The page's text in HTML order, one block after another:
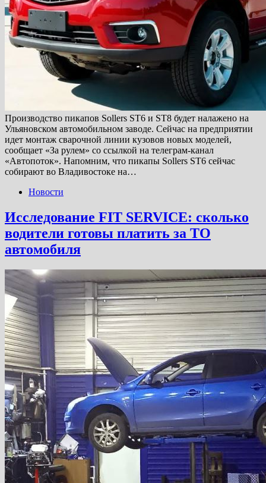
Производство пикапов Sollers ST6 и ST8 будет налажено на
Ульяновском автомобильном заводе. Сейчас на предприятии
идет монтаж сварочной линии кузовов новых моделей,
сообщает «За рулем» со ссылкой на телеграм-канал
«Автопоток». Напомним, что пикапы Sollers ST6 сейчас
собирают во Владивостоке на…
Новости
Исследование FIT SERVICE: сколько
водители готовы платить за ТО
автомобиля